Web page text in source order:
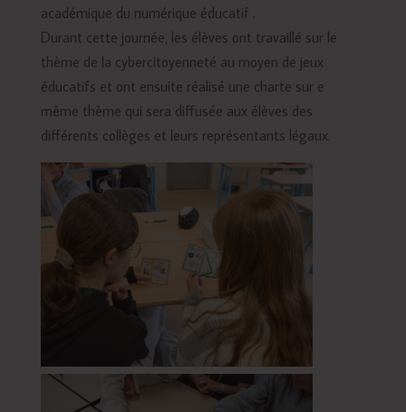
académique du numérique éducatif .
Durant cette journée, les élèves ont travaillé sur le
thème de la cybercitoyenneté au moyen de jeux
éducatifs et ont ensuite réalisé une charte sur e
même thème qui sera diffusée aux élèves des
différents collèges et leurs représentants légaux.